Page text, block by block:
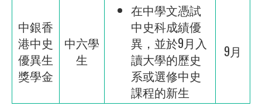
中銀香
港中史
優異生
獎學金
中六學
生
在中學文憑試
中史科成績優
異，並於9月入
讀大學的歷史
系或選修中史
課程的新生
9月